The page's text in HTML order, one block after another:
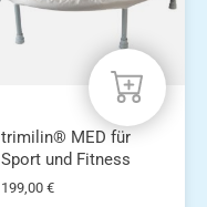
trimilin® MED für
Sport und Fitness
199,00 €